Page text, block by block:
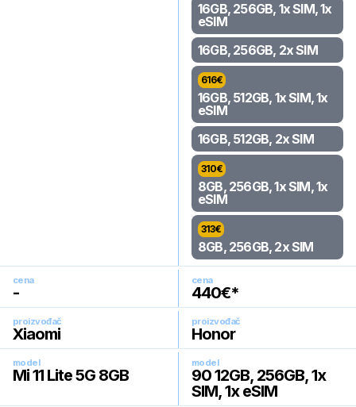
16GB, 256GB, 1x SIM, 1x
eSIM
16GB, 256GB, 2x SIM
616€
16GB, 512GB, 1x SIM, 1x
eSIM
16GB, 512GB, 2x SIM
310€
8GB, 256GB, 1x SIM, 1x
eSIM
313€
8GB, 256GB, 2x SIM
cena
-
cena
440€*
proizvođač
Xiaomi
proizvođač
Honor
model
Mi 11 Lite 5G 8GB
model
90 12GB, 256GB, 1x
SIM, 1x eSIM